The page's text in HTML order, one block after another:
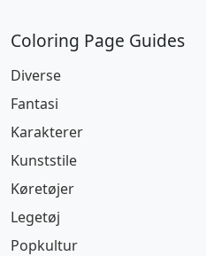
Coloring Page Guides
Diverse
Fantasi
Karakterer
Kunststile
Køretøjer
Legetøj
Popkultur